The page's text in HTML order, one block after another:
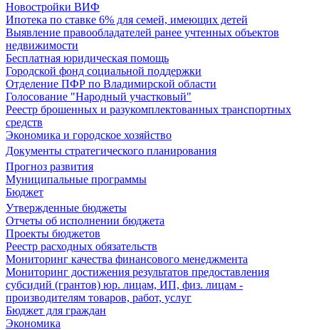
Новостройки ВИФ
Ипотека по ставке 6% для семей, имеющих детей
Выявление правообладателей ранее учтенных объектов
недвижимости
Бесплатная юридическая помощь
Городской фонд социальной поддержки
Отделение ПФР по Владимирской области
Голосование "Народный участковый"
Реестр брошенных и разукомплектованных транспортных
средств
Экономика и городское хозяйство
Документы стратегического планирования
Прогноз развития
Муниципальные программы
Бюджет
Утвержденные бюджеты
Отчеты об исполнении бюджета
Проекты бюджетов
Реестр расходных обязательств
Мониторинг качества финансового менеджмента
Мониторинг достижения результатов предоставления
субсидий (грантов) юр. лицам, ИП, физ. лицам -
производителям товаров, работ, услуг
Бюджет для граждан
Экономика